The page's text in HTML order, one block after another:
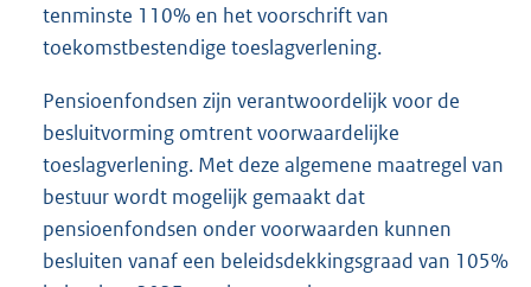
tenminste 110% en het voorschrift van
toekomstbestendige toeslagverlening.
Pensioenfondsen zijn verantwoordelijk voor de
besluitvorming omtrent voorwaardelijke
toeslagverlening. Met deze algemene maatregel van
bestuur wordt mogelijk gemaakt dat
pensioenfondsen onder voorwaarden kunnen
besluiten vanaf een beleidsdekkingsgraad van 105%